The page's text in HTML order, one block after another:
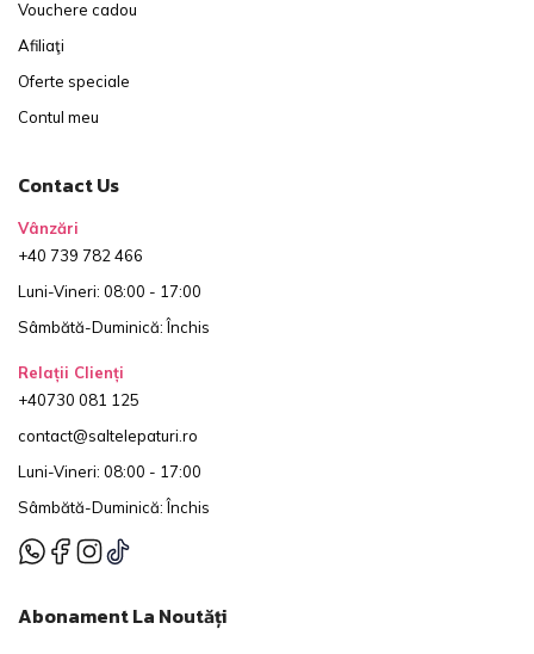
Vouchere cadou
Afiliaţi
Oferte speciale
Contul meu
Contact Us
Vânzări
+40 739 782 466
Luni-Vineri: 08:00 - 17:00
Sâmbătă-Duminică: Închis
Relații Clienți
+40730 081 125
contact@saltelepaturi.ro
Luni-Vineri: 08:00 - 17:00
Sâmbătă-Duminică: Închis
Abonament La Noutăți